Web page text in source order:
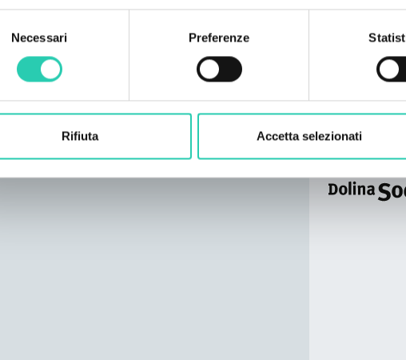
Necessari Preferenze
Rifiuta Accetta selezionati
mountain
Cerkno
sport
percorsi
con vista